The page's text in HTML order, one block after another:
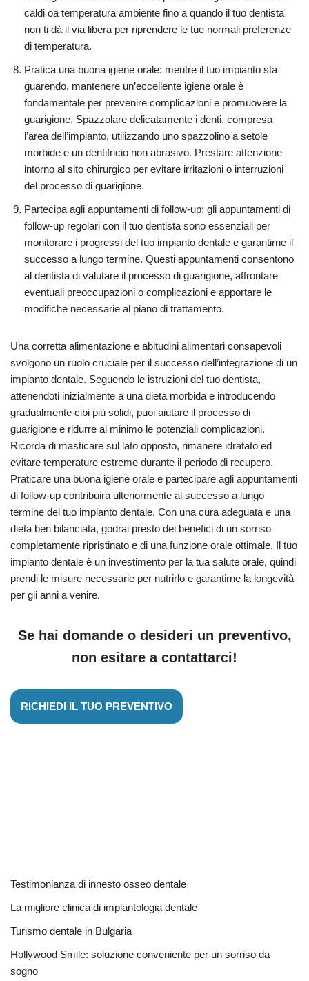
caldi oa temperatura ambiente fino a quando il tuo dentista
non ti dà il via libera per riprendere le tue normali preferenze
di temperatura.
Pratica una buona igiene orale: mentre il tuo impianto sta
guarendo, mantenere un’eccellente igiene orale è
fondamentale per prevenire complicazioni e promuovere la
guarigione. Spazzolare delicatamente i denti, compresa
l’area dell’impianto, utilizzando uno spazzolino a setole
morbide e un dentifricio non abrasivo. Prestare attenzione
intorno al sito chirurgico per evitare irritazioni o interruzioni
del processo di guarigione.
Partecipa agli appuntamenti di follow-up: gli appuntamenti di
follow-up regolari con il tuo dentista sono essenziali per
monitorare i progressi del tuo impianto dentale e garantirne il
successo a lungo termine. Questi appuntamenti consentono
al dentista di valutare il processo di guarigione, affrontare
eventuali preoccupazioni o complicazioni e apportare le
modifiche necessarie al piano di trattamento.
Una corretta alimentazione e abitudini alimentari consapevoli
svolgono un ruolo cruciale per il successo dell’integrazione di un
impianto dentale. Seguendo le istruzioni del tuo dentista,
attenendoti inizialmente a una dieta morbida e introducendo
gradualmente cibi più solidi, puoi aiutare il processo di
guarigione e ridurre al minimo le potenziali complicazioni.
Ricorda di masticare sul lato opposto, rimanere idratato ed
evitare temperature estreme durante il periodo di recupero.
Praticare una buona igiene orale e partecipare agli appuntamenti
di follow-up contribuirà ulteriormente al successo a lungo
termine del tuo impianto dentale. Con una cura adeguata e una
dieta ben bilanciata, godrai presto dei benefici di un sorriso
completamente ripristinato e di una funzione orale ottimale. Il tuo
impianto dentale è un investimento per la tua salute orale, quindi
prendi le misure necessarie per nutrirlo e garantirne la longevità
per gli anni a venire.
Se hai domande o desideri un preventivo,
non esitare a contattarci!
RICHIEDI IL TUO PREVENTIVO
Testimonianza di innesto osseo dentale
La migliore clinica di implantologia dentale
Turismo dentale in Bulgaria
Hollywood Smile: soluzione conveniente per un sorriso da
sogno